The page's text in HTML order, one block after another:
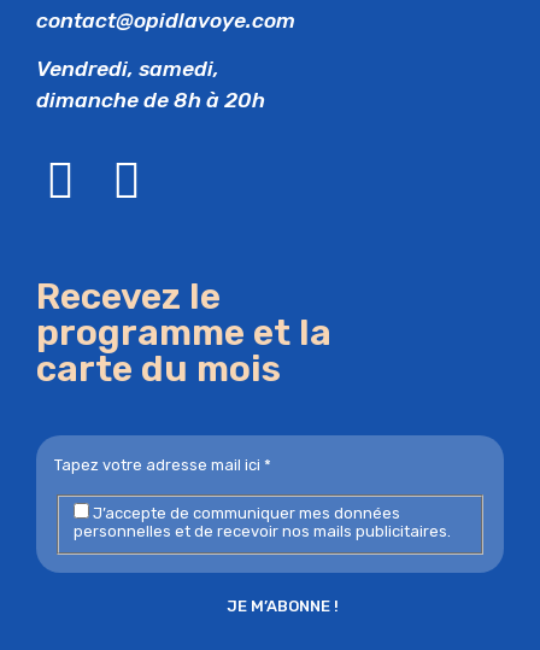
contact@opidlavoye.com
Vendredi, samedi,
dimanche de 8h à 20h
Recevez le
programme et la
carte du mois
J’accepte de communiquer mes données
personnelles et de recevoir nos mails publicitaires.